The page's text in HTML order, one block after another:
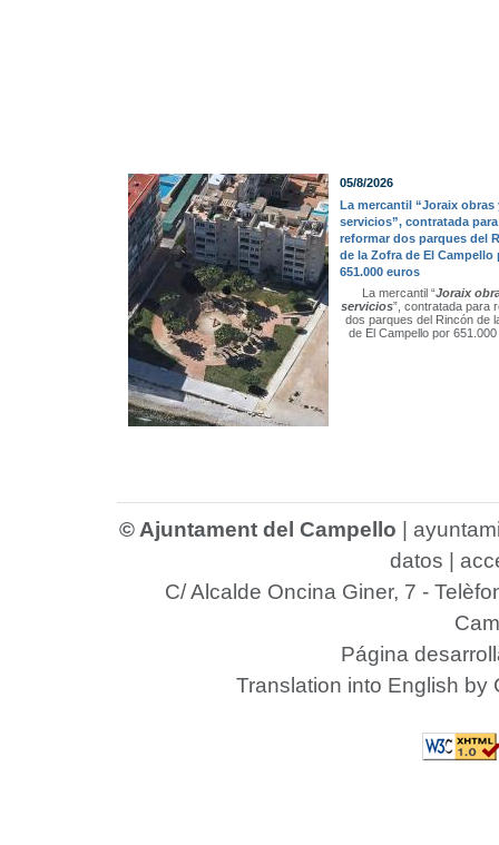
05/8/2026
La mercantil “Joraix obras
servicios”, contratada para
reformar dos parques del
de la Zofra de El Campello
651.000 euros
La mercantil “Joraix
servicios”, contratada para
dos parques del Rincón de
de El Campello por
© Ajuntament del Campello
datos
C/ Alcalde Oncina Giner, 7 -
Página
Translation into English by